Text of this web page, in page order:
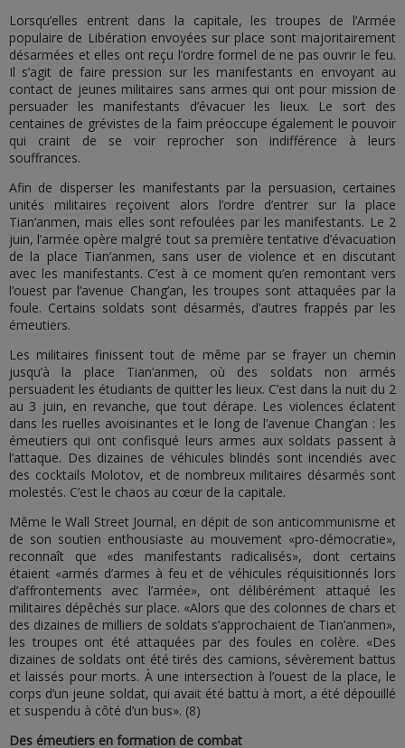
Lorsqu’elles entrent dans la capitale, les troupes de l’Armée
populaire de Libération envoyées sur place sont majoritairement
désarmées et elles ont reçu l’ordre formel de ne pas ouvrir le feu.
Il s’agit de faire pression sur les manifestants en envoyant au
contact de jeunes militaires sans armes qui ont pour mission de
persuader les manifestants d’évacuer les lieux. Le sort des
centaines de grévistes de la faim préoccupe également le pouvoir
qui craint de se voir reprocher son indifférence à leurs
souffrances.
Afin de disperser les manifestants par la persuasion, certaines
unités militaires reçoivent alors l’ordre d’entrer sur la place
Tian’anmen, mais elles sont refoulées par les manifestants. Le 2
juin, l’armée opère malgré tout sa première tentative d’évacuation
de la place Tian’anmen, sans user de violence et en discutant
avec les manifestants. C’est à ce moment qu’en remontant vers
l’ouest par l’avenue Chang’an, les troupes sont attaquées par la
foule. Certains soldats sont désarmés, d’autres frappés par les
émeutiers.
Les militaires finissent tout de même par se frayer un chemin
jusqu’à la place Tian’anmen, où des soldats non armés
persuadent les étudiants de quitter les lieux. C’est dans la nuit du 2
au 3 juin, en revanche, que tout dérape. Les violences éclatent
dans les ruelles avoisinantes et le long de l’avenue Chang’an : les
émeutiers qui ont confisqué leurs armes aux soldats passent à
l’attaque. Des dizaines de véhicules blindés sont incendiés avec
des cocktails Molotov, et de nombreux militaires désarmés sont
molestés. C’est le chaos au cœur de la capitale.
Même le Wall Street Journal, en dépit de son anticommunisme et
de son soutien enthousiaste au mouvement «pro-démocratie»,
reconnaît que «des manifestants radicalisés», dont certains
étaient «armés d’armes à feu et de véhicules réquisitionnés lors
d’affrontements avec l’armée», ont délibérément attaqué les
militaires dépêchés sur place. «Alors que des colonnes de chars et
des dizaines de milliers de soldats s’approchaient de Tian’anmen»,
les troupes ont été attaquées par des foules en colère. «Des
dizaines de soldats ont été tirés des camions, sévèrement battus
et laissés pour morts. À une intersection à l’ouest de la place, le
corps d’un jeune soldat, qui avait été battu à mort, a été dépouillé
et suspendu à côté d’un bus». (8)
Des émeutiers en formation de combat